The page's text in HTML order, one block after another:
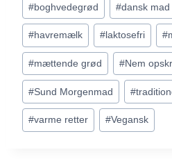
tags:
#boghvedegrød #dansk mad
#havremælk # laktosefri #
#mættende grød #Nem
#Sund Morgenmad #
#varme retter #Vegansk